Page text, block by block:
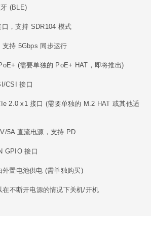
(BLE)
，支持 SDR104 模式
持 5Gbps 同步运行
(需要单独的 PoE+ HAT，即将推出)
CSI 接口
2.0 x1 接口 (需要单独的 M.2 HAT 或其他适
5A 直流电源，支持 PD
GPIO 接口
外置电池供电 (需单独购买)
在不断开电源的情况下关机/开机